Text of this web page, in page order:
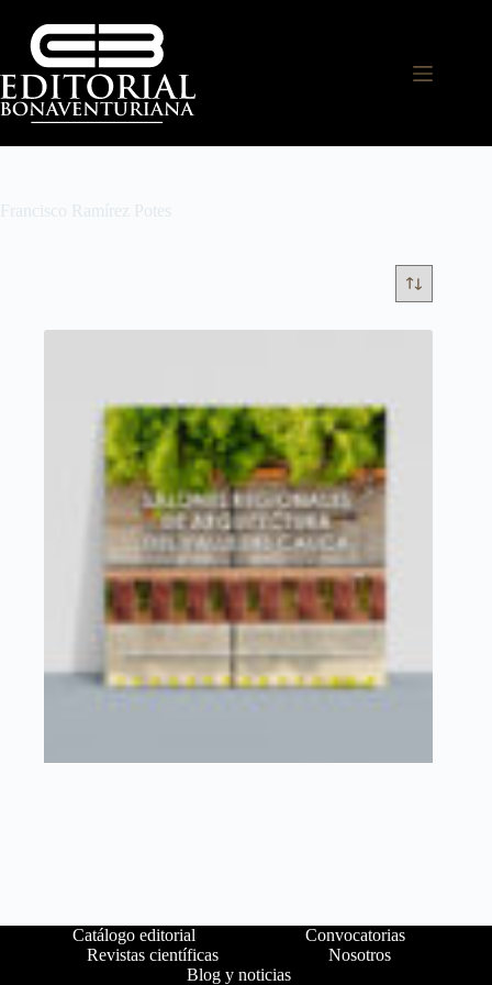
Francisco Ramírez Potes
Catálogo editorial
Convocatorias
Revistas científicas
Nosotros
Blog y noticias